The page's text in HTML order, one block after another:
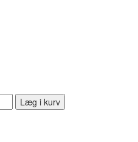
Læg i kurv